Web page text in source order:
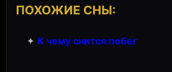
ПОХОЖИЕ СНЫ:
✦ К чему снится побег